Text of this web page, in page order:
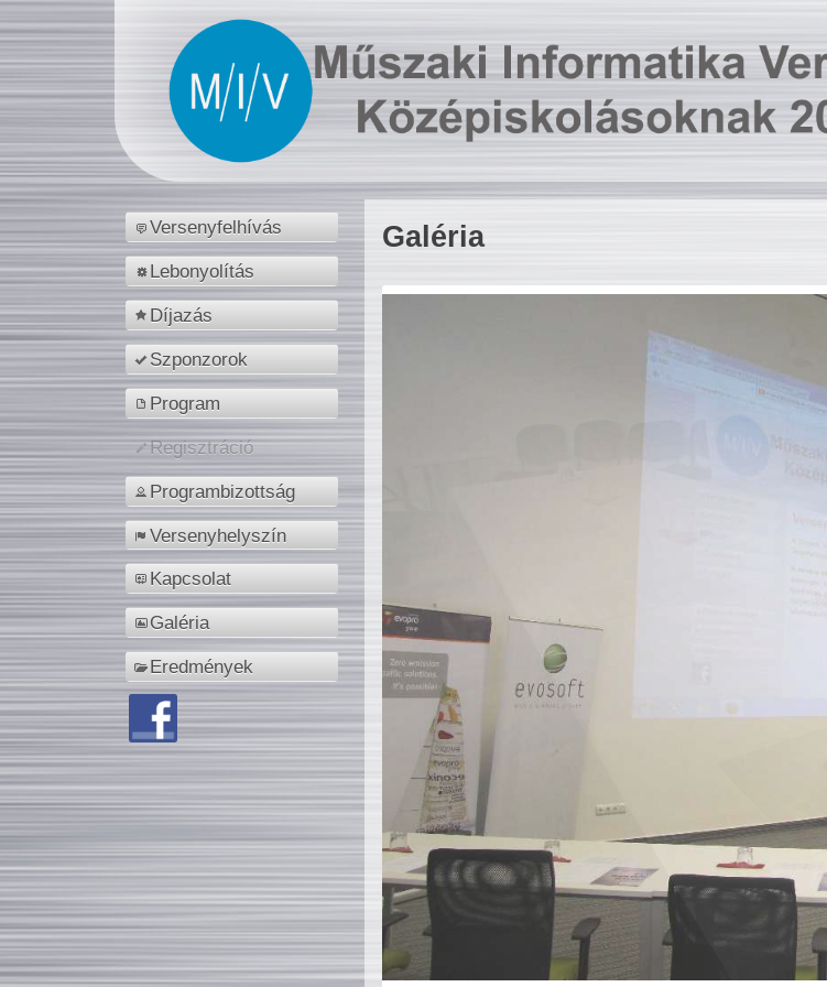
Versenyfelhívás
Lebonyolítás
Díjazás
Szponzorok
Program
Regisztráció
Programbizottság
Versenyhelyszín
Kapcsolat
Galéria
Eredmények
Galéria